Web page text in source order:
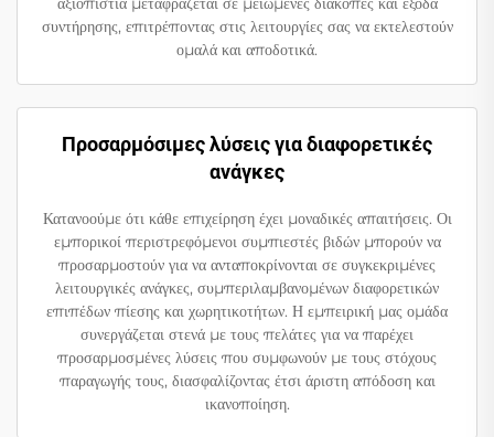
συντήρησης, επιτρέποντας στις λειτουργίες σας να εκτελεστούν
ομαλά και αποδοτικά.
Προσαρμόσιμες λύσεις για διαφορετικές
ανάγκες
Κατανοούμε ότι κάθε επιχείρηση έχει μοναδικές απαιτήσεις. Οι
εμπορικοί περιστρεφόμενοι συμπιεστές βιδών μπορούν να
προσαρμοστούν για να ανταποκρίνονται σε συγκεκριμένες
λειτουργικές ανάγκες, συμπεριλαμβανομένων διαφορετικών
επιπέδων πίεσης και χωρητικοτήτων. Η εμπειρική μας ομάδα
συνεργάζεται στενά με τους πελάτες για να παρέχει
προσαρμοσμένες λύσεις που συμφωνούν με τους στόχους
παραγωγής τους, διασφαλίζοντας έτσι άριστη απόδοση και
ικανοποίηση.